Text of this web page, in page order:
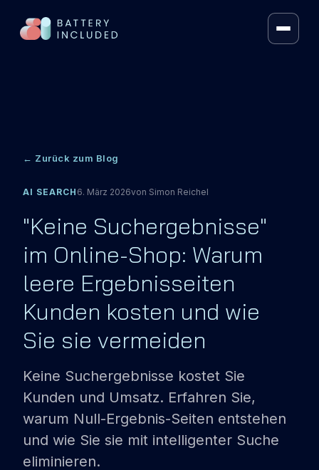
AI RECOS
HYBRID LLM SEARCH
ARTIFICIAL INTELLIGENCE
CONTEXT KIT
PRICING
ÜBER UNS
PARTNER
SHOPWARE
EMPORIX
REFERENZEN
← Zurück zum Blog
AI SEARCH 6. März 2026von Simon Reichel
"Keine Suchergebnisse"
im Online-Shop: Warum
leere Ergebnisseiten
Kunden kosten und wie
Sie sie vermeiden
Keine Suchergebnisse kostet Sie
Kunden und Umsatz. Erfahren Sie,
warum Null-Ergebnis-Seiten entstehen
und wie Sie sie mit intelligenter Suche
eliminieren.